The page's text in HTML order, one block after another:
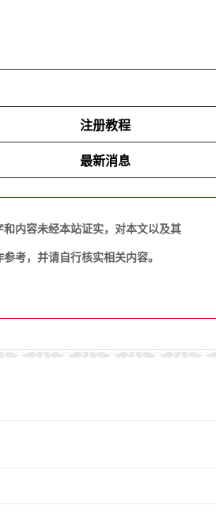
注册教程
最新消息
内容未经本站证实，对本文以及其
考，并请自行核实相关内容。